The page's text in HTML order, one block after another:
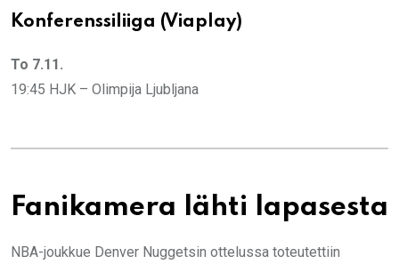
Konferenssiliiga (Viaplay)
To 7.11.
19:45 HJK – Olimpija Ljubljana
Fanikamera lähti lapasesta
NBA-joukkue Denver Nuggetsin ottelussa toteutettiin